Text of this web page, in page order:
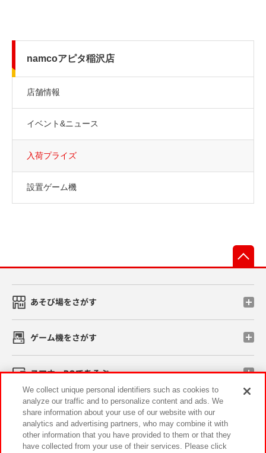
namcoアピタ稲沢店
店舗情報
イベント&ニュース
入荷プライズ
設置ゲーム機
あそび場をさがす
ゲーム機をさがす
スマホ・PCであそぶ
イベント・キャンペーン
We collect unique personal identifiers such as cookies to
analyze our traffic and to personalize content and ads. We
share information about your use of our website with our
analytics and advertising partners, who may combine it with
other information that you have provided to them or that they
have collected from your use of their services. Please click